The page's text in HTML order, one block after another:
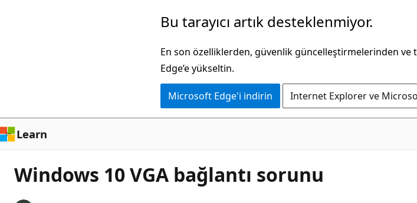
Bu tarayıcı artık desteklenmiyor.
En son özelliklerden, güvenlik güncelleştirmelerinden
Edge’e yükseltin.
Microsoft Edge'i indirin Internet Explorer ve
Learn
Windows 10 VGA bağlantı sorunu